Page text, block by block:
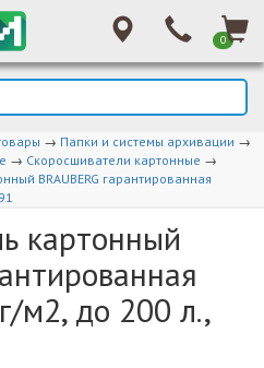
0
→ Папки и системы архивации →
→ Скоросшиватели картонные →
BRAUBERG гарантированная
картонный
м2, до 200 л.,